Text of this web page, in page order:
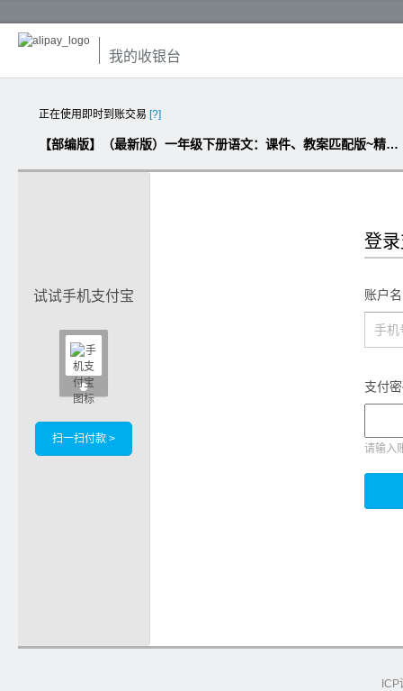
我的收银台
正在使用即时到账交易 [?]
【部编版】（最新版）一年级下册语文：课件、教案匹配版~精品全集（含音像素材）
试试手机支付宝

扫一扫付款 >
登
账户
支付
请输入